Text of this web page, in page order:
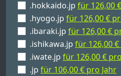
.hokkaido.jp für 126,00
.hyogo.jp für 126,00 €
.ibaraki.jp für 126,00 €
.ishikawa.jp für 126,00
.iwate.jp für 126,00 €
.jp für 106,00 € pro Jahr